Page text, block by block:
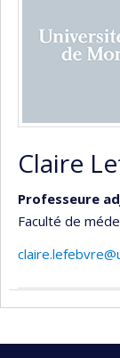
Claire
Professeure
Faculté de